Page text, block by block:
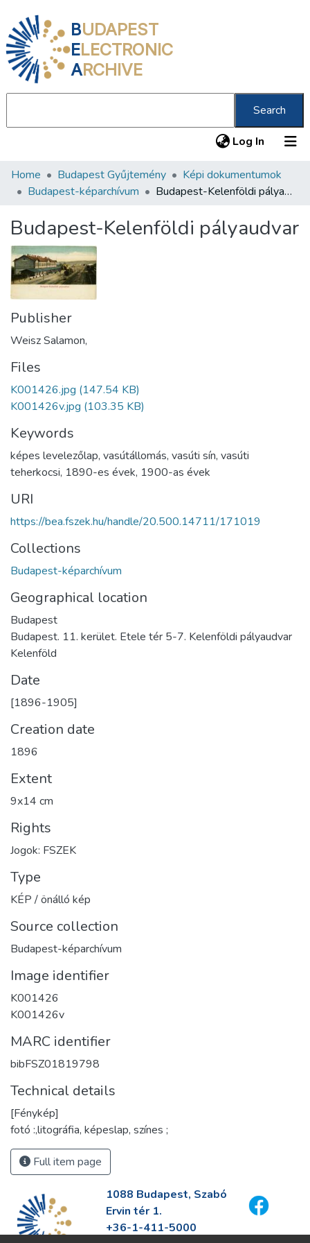
BUDAPEST
ELECTRONIC
ARCHIVE
Search
Log In (current)
Communities & Collections
Statistics
About us
Home Budapest Gyűjtemény
Képi dokumentumok
Budapest-képarchívum
Budapest-Kelenföldi pályaudvar
Budapest-Kelenföldi pályaudvar
Publisher
Weisz Salamon,
Files
K001426.jpg (147.54 KB)
K001426v.jpg (103.35 KB)
Keywords
képes levelezőlap, vasútállomás, vasúti sín, vasúti
teherkocsi, 1890-es évek, 1900-as évek
URI
https://bea.fszek.hu/handle/20.500.14711/171019
Collections
Budapest-képarchívum
Geographical location
Budapest
Budapest. 11. kerület. Etele tér 5-7. Kelenföldi pályaudvar
Kelenföld
Date
[1896-1905]
Creation date
1896
Extent
9x14 cm
Rights
Jogok: FSZEK
Type
KÉP / önálló kép
Source collection
Budapest-képarchívum
Image identifier
K001426
K001426v
MARC identifier
bibFSZ01819798
Technical details
[Fénykép]
fotó :,litográfia, képeslap, színes ;
Full item page
1088 Budapest, Szabó
Ervin tér 1.
+36-1-411-5000